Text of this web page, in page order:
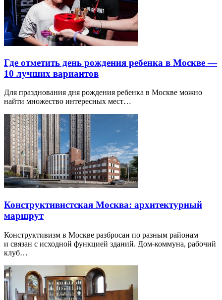
Где отметить день рождения ребенка в Москве —
10 лучших вариантов
Для празднования дня рождения ребенка в Москве можно
найти множество интересных мест…
Конструктивистская Москва: архитектурный
маршрут
Конструктивизм в Москве разбросан по разным районам
и связан с исходной функцией зданий. Дом-коммуна, рабочий
клуб…